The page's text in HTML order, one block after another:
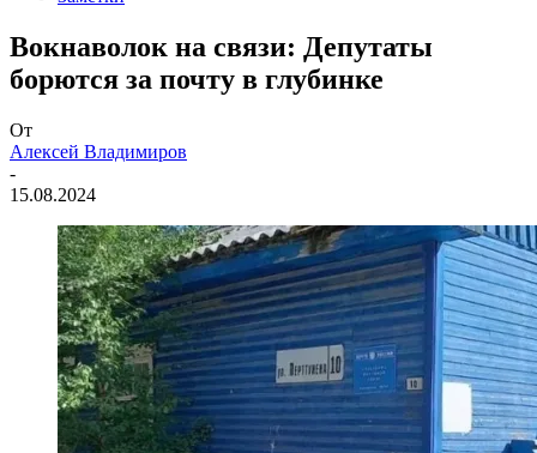
Вокнаволок на связи: Депутаты
борются за почту в глубинке
От
Алексей Владимиров
-
15.08.2024